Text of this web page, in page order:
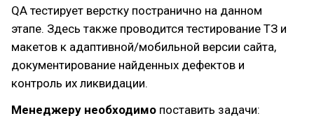
QA тестирует верстку постранично на данном
этапе. Здесь также проводится тестирование ТЗ и
макетов к адаптивной/мобильной версии сайта,
документирование найденных дефектов и
контроль их ликвидации.
Менеджеру необходимо поставить задачи: